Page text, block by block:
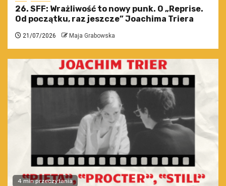
26. SFF: Wrażliwość to nowy punk. O „Reprise.
Od początku, raz jeszcze” Joachima Triera
21/07/2026 Maja Grabowska
4 min przeczytania